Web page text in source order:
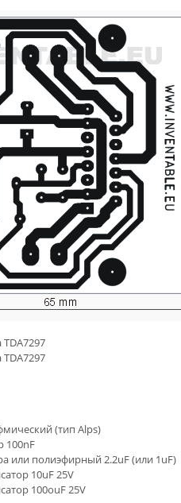
(тип Alps)
100nF
или полиэфирный 2.2uF (или 1uF)
10uF 25V
100ouF 25V